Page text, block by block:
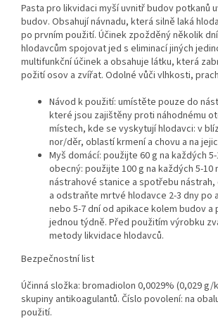
Pasta pro likvidaci myší uvnitř budov potkanů
budov. Obsahují návnadu, která silně laká
po prvním použití. Účinek zpožděný několik
hlodavcům spojovat jed s eliminací jiných
multifunkční účinek a obsahuje látku, která
požití osov a zvířat. Odolné vůči vlhkosti,
Návod k použití: umístěte pouze do
které jsou zajištěny proti náhodnému
místech, kde se vyskytují hlodavci: v
nor/děr, oblastí krmení a chovu a na
Myš domácí: použijte 60 g na každých
obecný: použijte 100 g na každých 5-10
nástrahové stanice a spotřebu
a odstraňte mrtvé hlodavce 2-3 dny po
nebo 5-7 dní od apikace kolem budov a
jednou týdně. Před použitím výrobku
metody likvidace hlodavců.
Bezpečnostní list
Účinná složka: bromadiolon 0,0029% (0,029 g/
skupiny antikoagulantů. Číslo povolení: na
použití.